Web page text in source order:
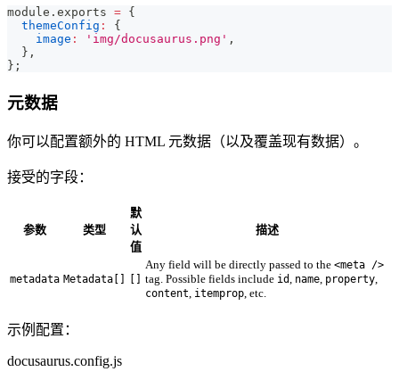
module . exports = {
themeConfig :
{
image : 'img/docusaurus.png' ,
} ,
} ;
元数据
你可以配置额外的 HTML 元数据（以及覆盖现有数据）。
接受的字段：
参数 类型
默
认
值
描述
metadata Metadata[]
Any field will be directly passed to the <meta />
tag. Possible fields include id, name, property,
content, itemprop, etc.
示例配置：
docusaurus.config.js